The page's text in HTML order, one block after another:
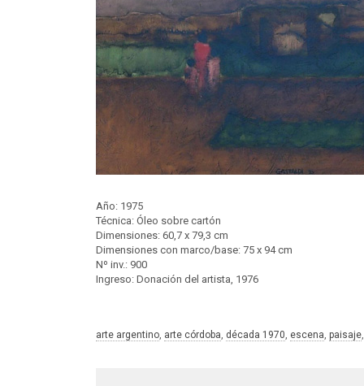
Año: 1975
Técnica: Óleo sobre cartón
Dimensiones: 60,7 x 79,3 cm
Dimensiones con marco/base: 75 x 94 cm
Nº inv.: 900
Ingreso: Donación del artista, 1976
arte argentino, arte córdoba, década 1970, escena, paisaje,